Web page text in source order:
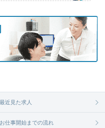
最近見た求人
お仕事開始までの流れ